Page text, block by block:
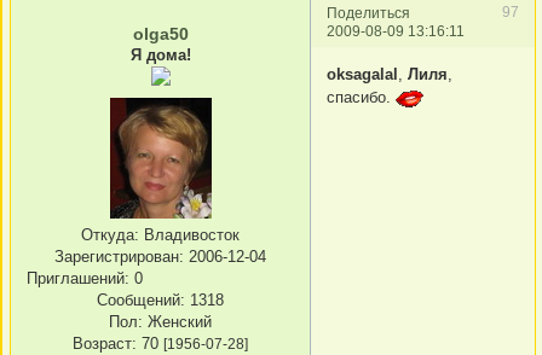
Поделиться
97
2009-08-09 13:16:11
olga50
Я дома!
Откуда: Владивосток
Зарегистрирован: 2006-12-04
Приглашений: 0
Сообщений: 1318
Пол: Женский
Возраст: 70 [1956-07-28]
oksagalal Лиля
спасибо.